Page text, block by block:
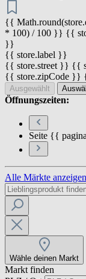
{{
* 100) / 100 }} {{
}}
{{ store.label }}
{{ store.street }} {{
{{ store.zipCode }}
Ausgewählt
Öffnungszeiten:
Seite {{
Alle Märkte anzeigen
Wähle deinen Markt
Markt finden